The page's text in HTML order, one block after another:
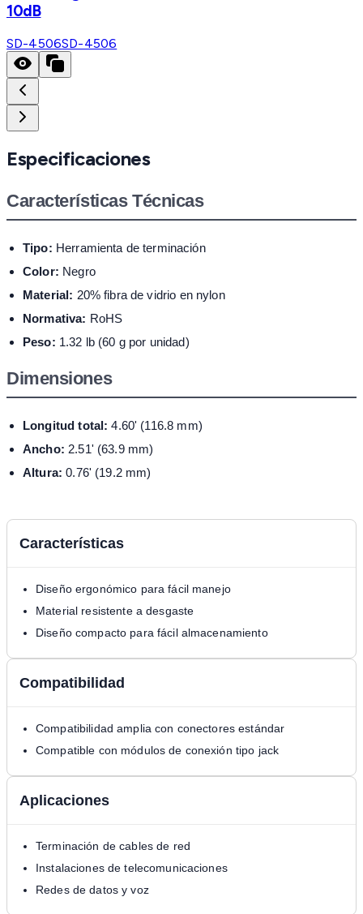
10dB
SD-4506SD-4506
Especificaciones
Características Técnicas
Tipo: Herramienta de terminación
Color: Negro
Material: 20% fibra de vidrio en nylon
Normativa: RoHS
Peso: 1.32 lb (60 g por unidad)
Dimensiones
Longitud total: 4.60' (116.8 mm)
Ancho: 2.51' (63.9 mm)
Altura: 0.76' (19.2 mm)
Características
Diseño ergonómico para fácil manejo
Material resistente a desgaste
Diseño compacto para fácil almacenamiento
Compatibilidad
Compatibilidad amplia con conectores estándar
Compatible con módulos de conexión tipo jack
Aplicaciones
Terminación de cables de red
Instalaciones de telecomunicaciones
Redes de datos y voz